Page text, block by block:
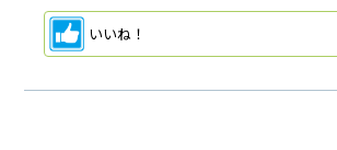
いいね！